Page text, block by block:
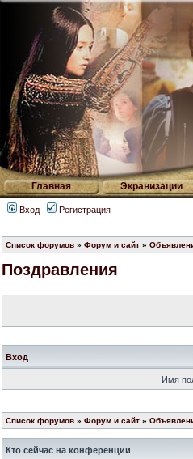
Главная Экранизации
Вход Регистрация
Список форумов » Форум и сайт »
Поздравления
Вход
Имя
Список форумов » Форум и сайт »
Кто сейчас на конференции